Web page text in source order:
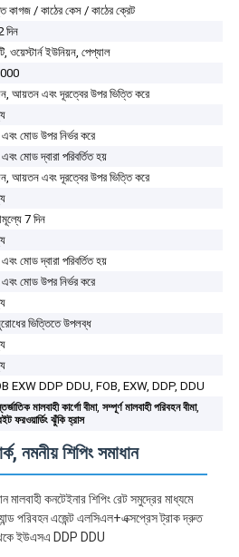
কাগজ / কাঠের কেস / কাঠের ক্রেট
দিন
ওয়েস্টার্ন ইউনিয়ন, পেপ্যাল
আয়তন এবং দূরত্বের উপর ভিত্তি করে
মোড উপর নির্ভর করে
মোড দ্বারা পরিবর্তিত হয়
আয়তন এবং দূরত্বের উপর ভিত্তি করে
7 দিন
মোড দ্বারা পরিবর্তিত হয়
মোড উপর নির্ভর করে
ভিত্তিতে উপলব্ধ
EXW DDP DDU, FOB, EXW, DDP, DDU
মালবাহী কার্গো বীমা,সম্পূর্ণ মালবাহী পরিবহন বীমা,
ফরওয়ার্ডিং ঝুঁকি হ্রাস
নমনীয় শিপিং সমাধান
মালবাহী কনটেইনার শিপিং রেট সমুদ্রের মাধ্যমে
পরিবহন এজেন্ট এলসিএল+এক্সপ্রেস ট্রাক দ্রুত
থেকে ইউএসএ DDP DDU